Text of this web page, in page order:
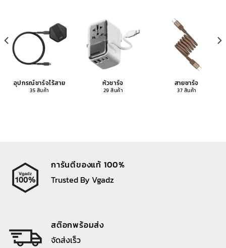
อุปกรณ์ชาร์จไร้สาย
35 สินค้า
หัวชาร์จ
29 สินค้า
สายชาร์จ
37 สินค้า
การันตีของแท้ 100%
Trusted By Vgadz
สต๊อกพร้อมส่ง
จัดส่งเร็ว